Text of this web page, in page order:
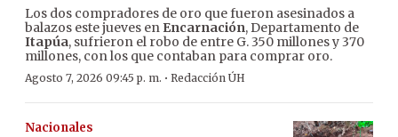
Los dos compradores de oro que fueron asesinados a
balazos este jueves en Encarnación, Departamento de
Itapúa, sufrieron el robo de entre G. 350 millones y 370
millones, con los que contaban para comprar oro.
Agosto 7, 2026 09:45 p. m. · Redacción ÚH
Nacionales